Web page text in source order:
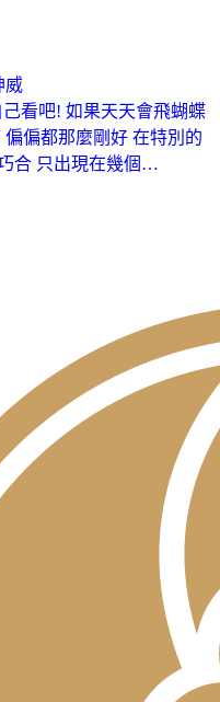
威
看吧! 如果天天會飛蝴蝶
偏都那麼剛好 在特別的
合 只出現在幾個…